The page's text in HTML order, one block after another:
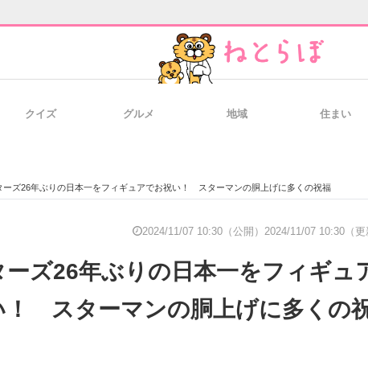
経
IT製品の技術・比較・事例 製
クイズ グルメ 地域 住まい
ーズ26年ぶりの日本一をフィギュアでお祝い！ スターマンの胴上げに多くの祝福
2024/11/07 10:30（公開） 2024/11/07 10:30（更
ズ26年ぶりの日本一をフィギュ
！ スターマンの胴上げに多くの